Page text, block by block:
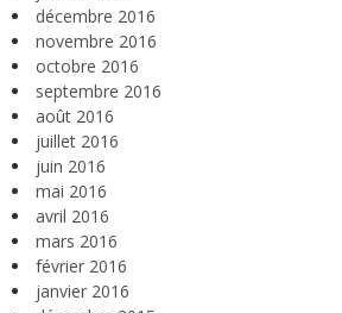
décembre 2016
novembre 2016
octobre 2016
septembre 2016
août 2016
juillet 2016
juin 2016
mai 2016
avril 2016
mars 2016
février 2016
janvier 2016